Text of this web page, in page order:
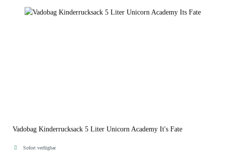
Vadobag Kinderrucksack 5 Liter Unicorn Academy It's Fate
Sofort verfügbar